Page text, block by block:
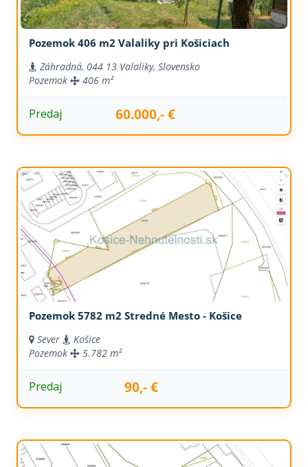
Pozemok 406 m2 Valaliky pri Košiciach
Záhradná, 044 13 Valaliky, Slovensko
Pozemok
406 m²
Predaj 60.000,- €
Pozemok 5782 m2 Stredné Mesto - Košice
Sever
Košice
Pozemok
5.782 m²
Predaj 90,- €